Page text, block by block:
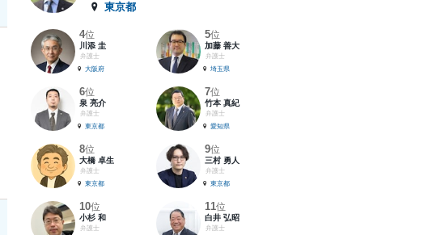
東京都
4位
川添 圭
弁護士
大阪府
5位
加藤 善大
弁護士
埼玉県
6位
泉 亮介
弁護士
東京都
7位
竹本 真紀
弁護士
愛知県
8位
大橋 卓生
弁護士
東京都
9位
三村 勇人
弁護士
東京都
10位
小杉 和
弁護士
11位
白井 弘昭
弁護士